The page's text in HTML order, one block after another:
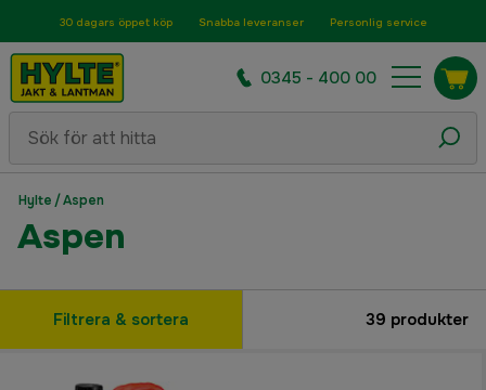
30 dagars öppet köp Snabba leveranser Personlig service
0345 - 400 00
Hylte /Aspen
Aspen
Filtrera & sortera 39 produkter